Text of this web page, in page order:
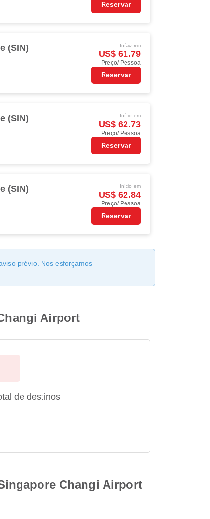
Reservar
(SIN) Início em
US$ 61.79
Preço/ Pessoa
Reservar
(SIN) Início em
US$ 62.73
Preço/ Pessoa
Reservar
(SIN) Início em
US$ 62.84
Preço/ Pessoa
Reservar
prévio. Nos esforçamos
Airport
de destinos
Changi Airport